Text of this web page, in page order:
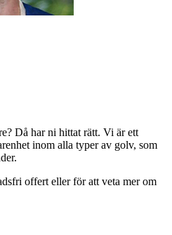
Då har ni hittat rätt. Vi är ett
inom alla typer av golv, som
offert eller för att veta mer om